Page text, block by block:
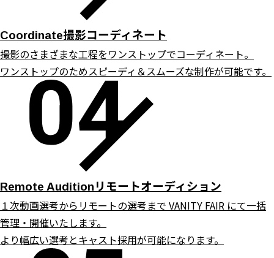
Coordinate撮影コーディネート
撮影のさまざまな工程をワンストップでコーディネート。
ワンストップのためスピーディ＆スムーズな制作が可能です。
Remote Audition リモートオーディション
１次動画選考からリモートの選考まで VANITY FAIR にて一括
管理・開催いたします。
より幅広い選考とキャスト採用が可能になります。